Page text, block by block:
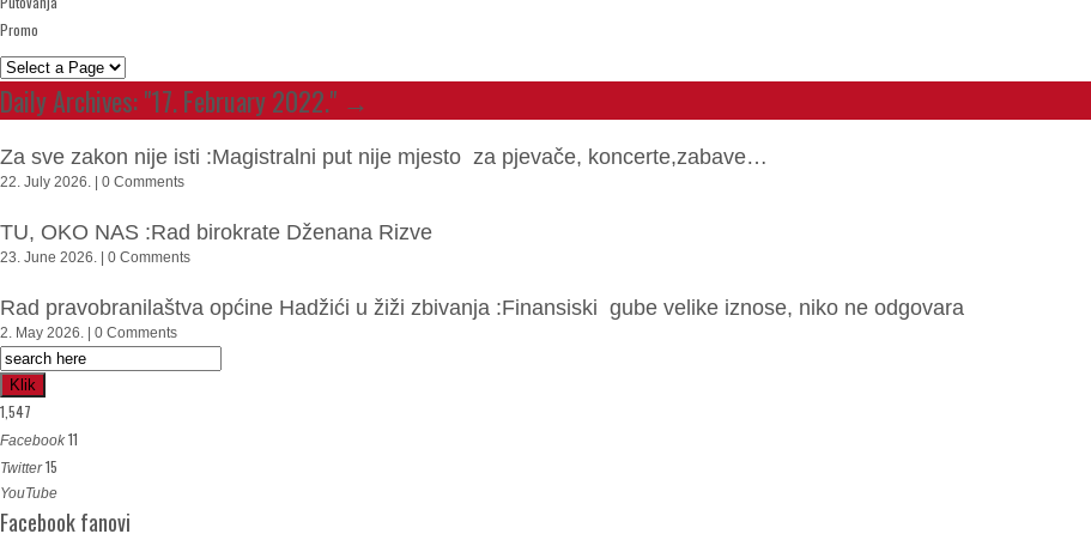
Promo
Daily Archives:"17. February 2022." →
Za sve zakon nije isti :Magistralni put nije mjesto za pjevače, koncerte,zabave…
22. July 2026. | 0 Comments
TU, OKO NAS :Rad birokrate Dženana Rizve
23. June 2026. | 0 Comments
Rad pravobranilaštva općine Hadžići u žiži zbivanja :Finansiski gube velike iznose, niko ne odgovara
2. May 2026. | 0 Comments
Klik
1,547
Facebook 11
Twitter 15
YouTube
Facebook fanovi